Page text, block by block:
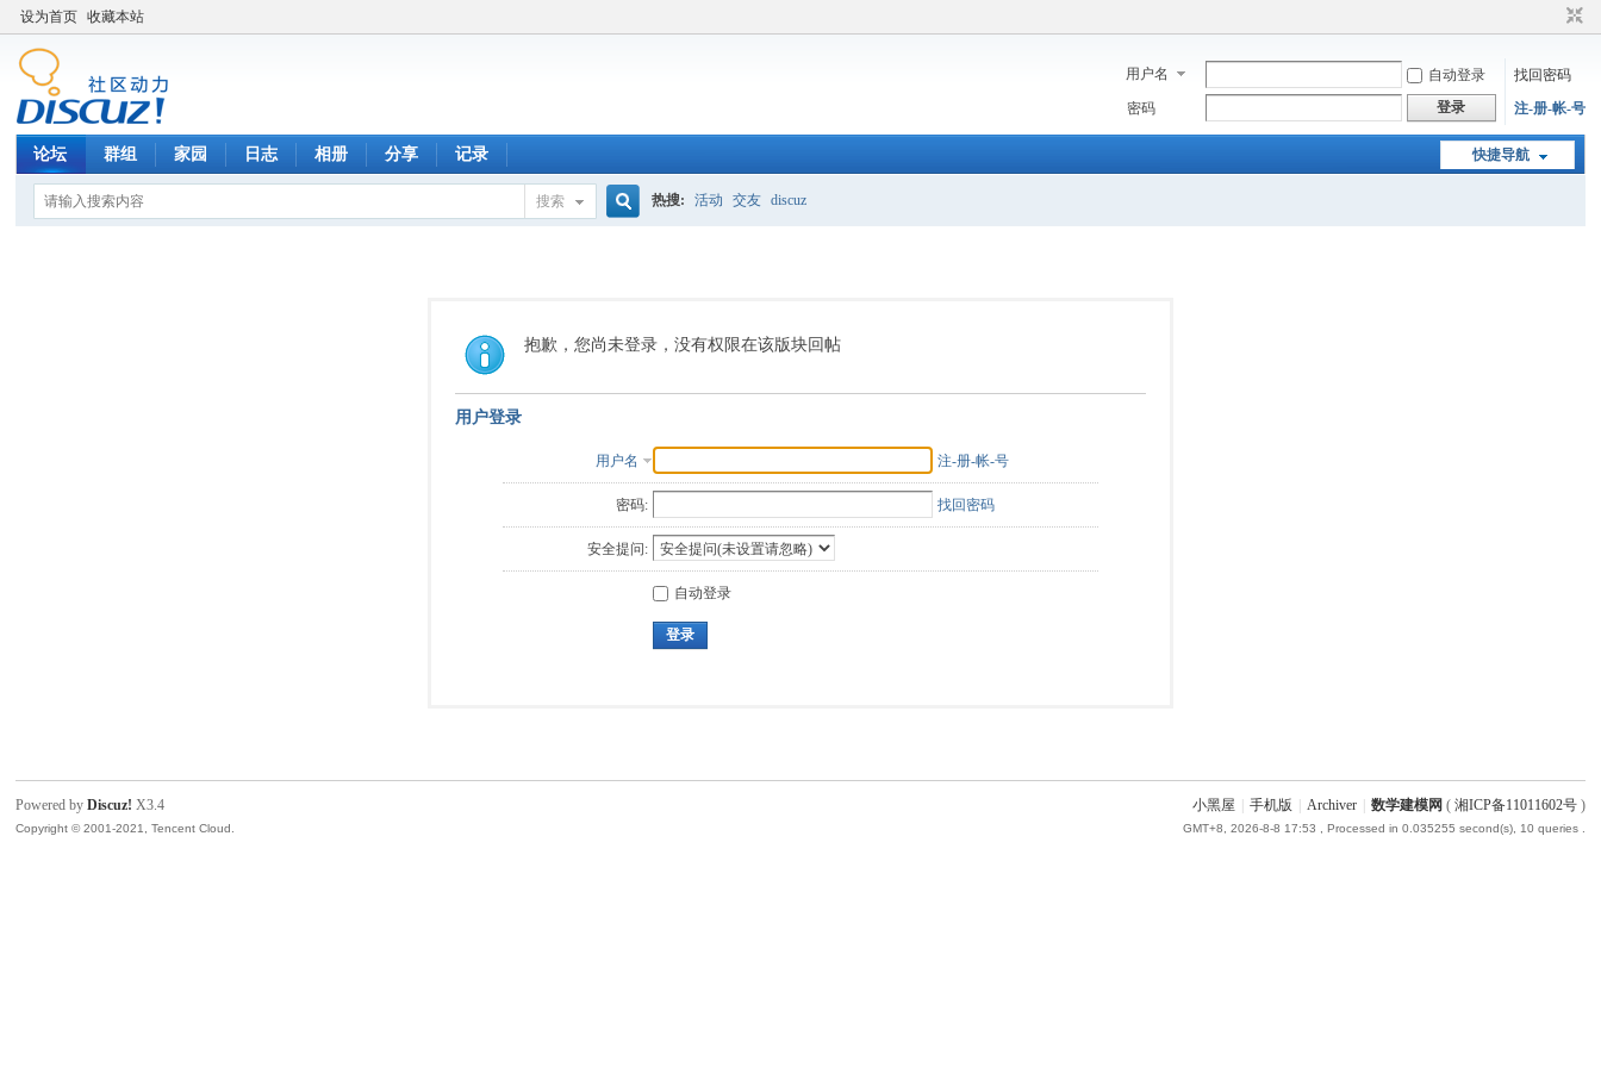
设为首页 收藏本站
用户名 自动登录
找回密码
密码
登录 注-册-帐-号
快捷导航
论坛 群组 家园 日志 相册 分享 记录
搜索
索
热搜: 活动 交友 discuz
抱歉，您尚未登录，没有权限在该版块回帖
用户登录
用户名 注-册-帐-号
密码: 找回密码
安全提问:
自动登录
登录
小黑屋 手机版 Archiver 数学建模网 ( 湘ICP备11011602号)
GMT+8, 2026-8-8 17:53 , Processed in 0.035255 second(s), 10 queries .
Powered byDiscuz! X3.4
Copyright © 2001-2021, Tencent Cloud.